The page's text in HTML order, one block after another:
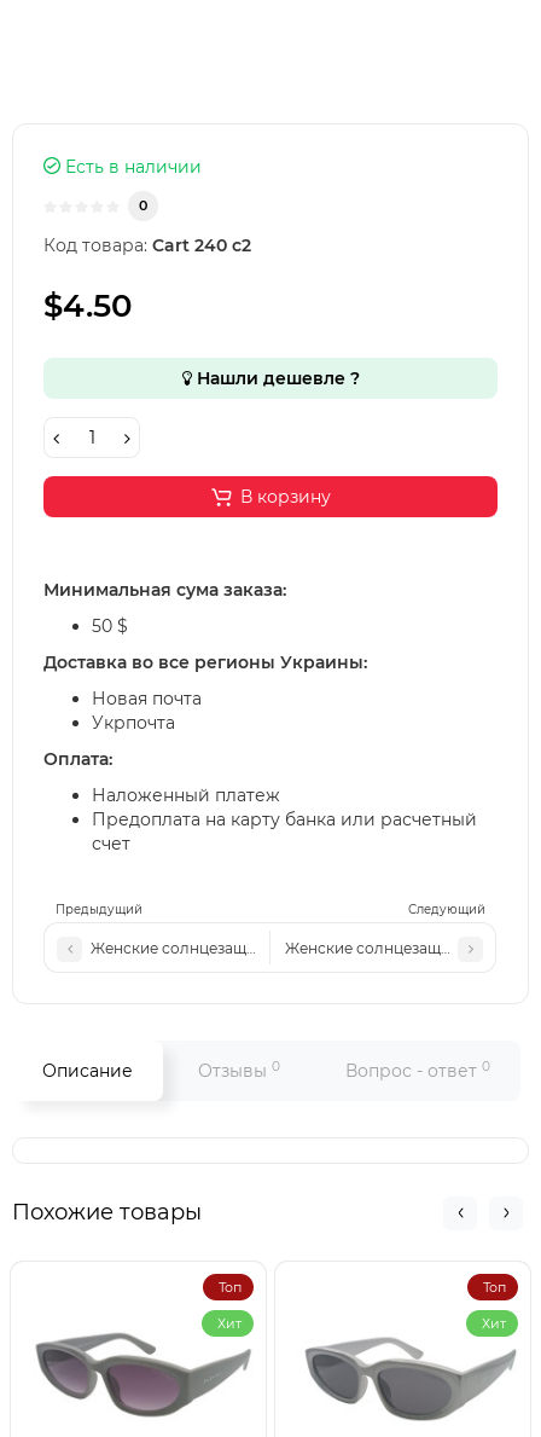
Предыдущий Следующий
Женские солнцезащитные очки Cart 240 c3
Женские солнцезащитные очки
Есть в наличии
0
Код товара: Cart 240 c2
$4.50
Нашли дешевле ?
В корзину
Минимальная сума заказа:
50 $
Доставка во все регионы Украины:
Новая почта
Укрпочта
Оплата:
Наложенный платеж
Предоплата на карту банка или расчетный
счет
Описание Отзывы 0 Вопрос - ответ 0
Похожие товары
Топ
Хит
Топ
Хит